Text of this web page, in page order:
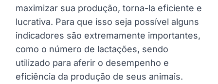
maximizar sua produção, torna-la eficiente e
lucrativa. Para que isso seja possível alguns
indicadores são extremamente importantes,
como o número de lactações, sendo
utilizado para aferir o desempenho e
eficiência da produção de seus animais.